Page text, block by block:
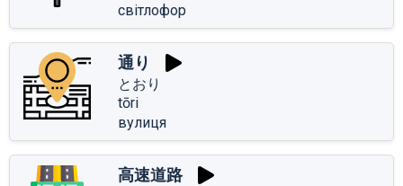
світлофор
通り
とおり
tōri
вулиця
高速道路